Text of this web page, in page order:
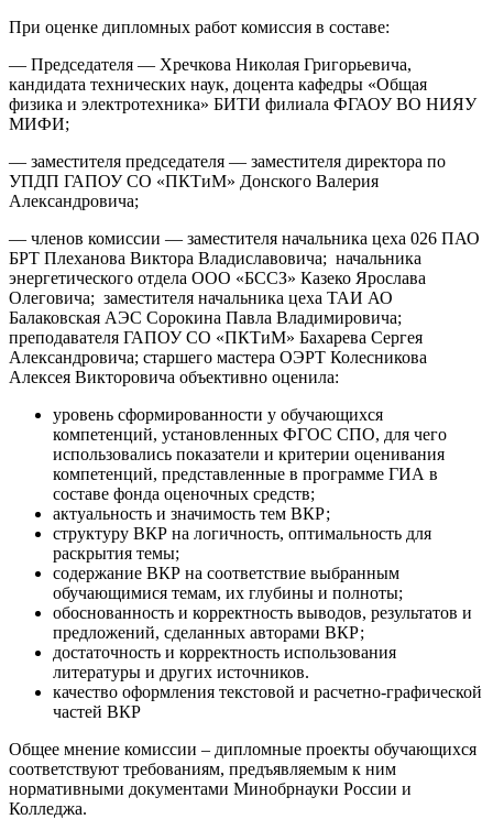
При оценке дипломных работ комиссия в составе:
— Председателя — Хречкова Николая Григорьевича,
кандидата технических наук, доцента кафедры «Общая
физика и электротехника» БИТИ филиала ФГАОУ ВО НИЯУ
МИФИ;
— заместителя председателя — заместителя директора по
УПДП ГАПОУ СО «ПКТиМ» Донского Валерия
Александровича;
— членов комиссии — заместителя начальника цеха 026 ПАО
БРТ Плеханова Виктора Владиславовича; начальника
энергетического отдела ООО «БССЗ» Казеко Ярослава
Олеговича; заместителя начальника цеха ТАИ АО
Балаковская АЭС Сорокина Павла Владимировича;
преподавателя ГАПОУ СО «ПКТиМ» Бахарева Сергея
Александровича; старшего мастера ОЭРТ Колесникова
Алексея Викторовича объективно оценила:
уровень сформированности у обучающихся
компетенций, установленных ФГОС СПО, для чего
использовались показатели и критерии оценивания
компетенций, представленные в программе ГИА в
составе фонда оценочных средств;
актуальность и значимость тем ВКР;
структуру ВКР на логичность, оптимальность для
раскрытия темы;
содержание ВКР на соответствие выбранным
обучающимися темам, их глубины и полноты;
обоснованность и корректность выводов, результатов и
предложений, сделанных авторами ВКР;
достаточность и корректность использования
литературы и других источников.
качество оформления текстовой и расчетно-графической
частей ВКР
Общее мнение комиссии – дипломные проекты обучающихся
соответствуют требованиям, предъявляемым к ним
нормативными документами Минобрнауки России и
Колледжа.